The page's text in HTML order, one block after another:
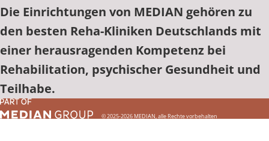
Die Einrichtungen von MEDIAN gehören zu
den besten Reha-Kliniken Deutschlands mit
einer herausragenden Kompetenz bei
Rehabilitation, psychischer Gesundheit und
Teilhabe.
© 2025-2026 MEDIAN, alle Rechte vorbehalten